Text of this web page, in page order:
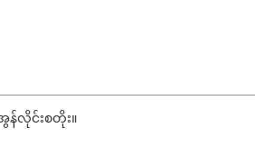
န်လိုင်းစတိုး။